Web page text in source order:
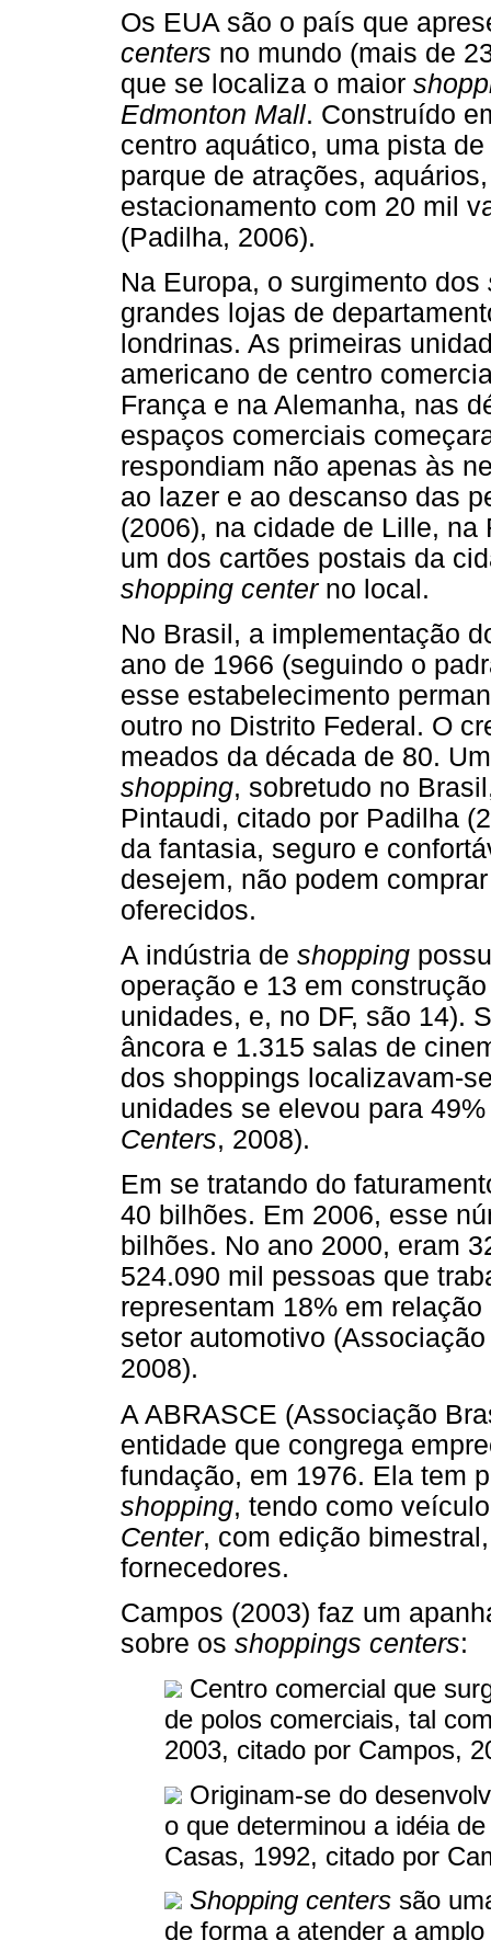
Os EUA são o país que
centers no mundo (mais de
que se localiza o maior
Edmonton Mall. Construído
centro aquático, uma pista
parque de atrações,
estacionamento com 20 mil
(Padilha, 2006).
Na Europa, o surgimento dos
grandes lojas de
londrinas. As primeiras
americano de centro
França e na Alemanha, nas
espaços comerciais
respondiam não apenas às
ao lazer e ao descanso das
(2006), na cidade de Lille,
um dos cartões postais da
shopping center no local.
No Brasil, a implementação
ano de 1966 (seguindo o
esse estabelecimento
outro no Distrito Federal. O
meados da década de 80.
shopping, sobretudo no
Pintaudi, citado por Padilha
da fantasia, seguro e
desejem, não podem
oferecidos.
A indústria de shopping
operação e 13 em
unidades, e, no DF, são 14).
âncora e 1.315 salas de
dos shoppings localizavam-
unidades se elevou para
Centers, 2008).
Em se tratando do
40 bilhões. Em 2006, esse
bilhões. No ano 2000, eram
524.090 mil pessoas que
representam 18% em
setor automotivo
2008).
A ABRASCE (Associação
entidade que congrega
fundação, em 1976. Ela tem
shopping, tendo como
Center, com edição
fornecedores.
Campos (2003) faz um
sobre os shoppings centers:
Centro comercial que
de polos comerciais, tal
2003, citado por Campos,
Originam-se do
o que determinou a idéia
Casas, 1992, citado por
Shopping centers são
de forma a atender a